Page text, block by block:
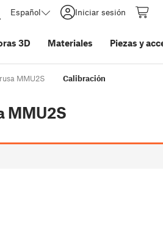
Español Iniciar sesión
3D Materiales Piezas y
MMU2S Calibración
MMU2S